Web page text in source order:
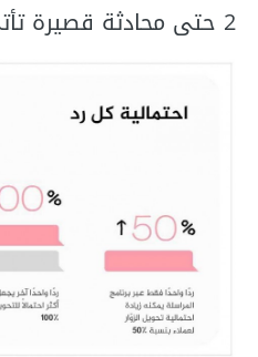
2 حتى محادثة قصيرة تأتي بفائدة كبيرة